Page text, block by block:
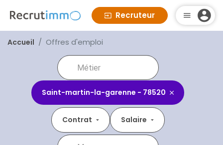
Recruteur
Accueil Offres d'emploi
Saint-martin-la-garenne - 78520
Contrat Salaire